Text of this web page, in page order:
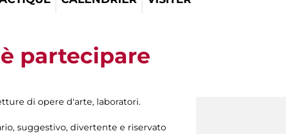
è partecipare
di opere d'arte, laboratori.
suggestivo, divertente e riservato